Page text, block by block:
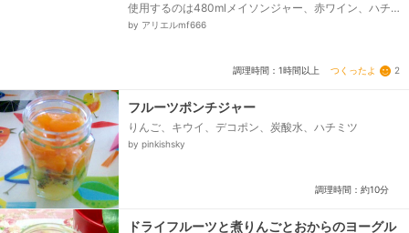
使用するのは480mlメイソンジャー、赤ワイン、ハチ
ミツ、レモン汁、お好きなフルーツ(今回は↓)、グレー
by アリエルmf666
調理時間：1時間以上 つくったよ 2
フルーツポンチジャー
りんご、キウイ、デコポン、炭酸水、ハチミツ
by pinkishsky
調理時間：約10分
ドライフルーツと煮りんごとおからのヨーグル